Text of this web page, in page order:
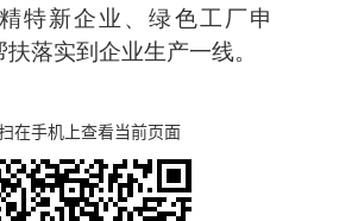
特新企业、绿色工厂申
落实到企业生产一线。
在手机上查看当前页面